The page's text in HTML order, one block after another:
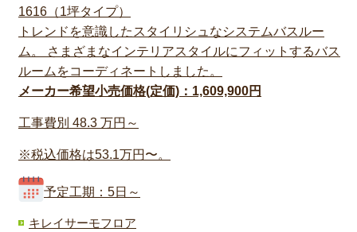
1616（1坪タイプ）
トレンドを意識したスタイリシュなシステムバスルー
ム。 さまざまなインテリアスタイルにフィットするバス
ルームをコーディネートしました。
メーカー希望小売価格(定価)：1,609,900円
工事費別 48.3 万円～
※税込価格は53.1万円〜。
予定工期：5日～
キレイサーモフロア